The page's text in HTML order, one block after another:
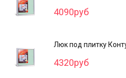
4090руб
Люк под плитку
4320руб